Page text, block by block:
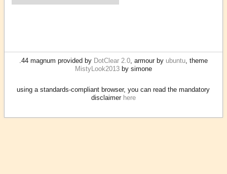
.44 magnum provided by DotClear 2.0, armour by ubuntu, theme
MistyLook2013by simone
using a standards-compliant browser, you can read the mandatory
disclaimer here